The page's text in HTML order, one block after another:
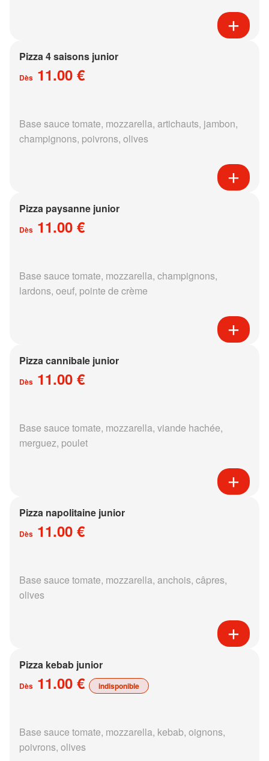
Pizza 4 saisons junior
Dès 11.00 €
Base sauce tomate, mozzarella, artichauts, jambon,
champignons, poivrons, olives
Pizza paysanne junior
Dès 11.00 €
Base sauce tomate, mozzarella, champignons,
lardons, oeuf, pointe de crème
Pizza cannibale junior
Dès 11.00 €
Base sauce tomate, mozzarella, viande hachée,
merguez, poulet
Pizza napolitaine junior
Dès 11.00 €
Base sauce tomate, mozzarella, anchois, câpres,
olives
Pizza kebab junior
Dès 11.00 € indisponible
Base sauce tomate, mozzarella, kebab, oignons,
poivrons, olives